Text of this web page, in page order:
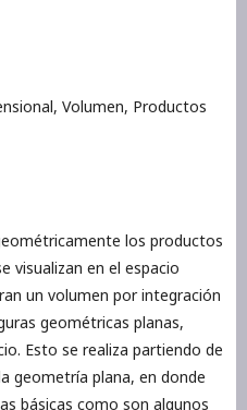
Volumen, Productos
los productos
visualizan en el espacio
un volumen por integración
geométricas planas,
Esto se realiza partiendo de
geometría plana, en donde
básicas como son algunos